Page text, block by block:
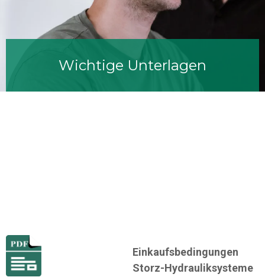
Wichtige Unterlagen
Einkaufsbedingungen
Storz-Hydrauliksysteme